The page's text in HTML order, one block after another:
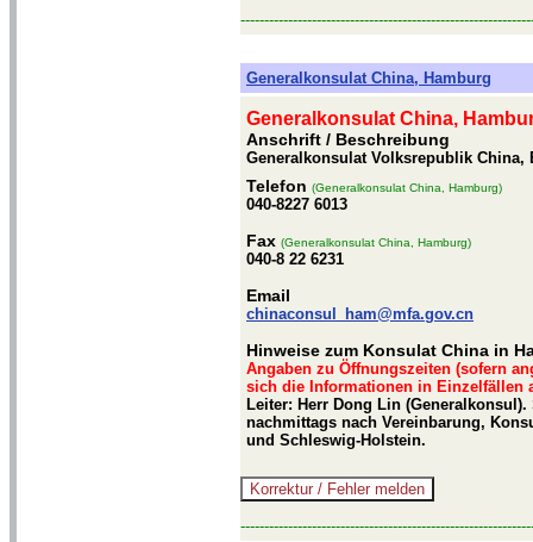
Generalkonsulat China, Hamburg
Generalkonsulat China,
Anschrift / Beschreibung
Generalkonsulat Volksrepublik China,
Telefon (Generalkonsulat China, Hamburg)
040-8227 6013
Fax (Generalkonsulat China, Hamburg)
040-8 22 6231
Email
chinaconsul_ham@mfa.gov.cn
Hinweise zum Konsulat China in
Angaben zu Öffnungszeiten (sofern
sich die Informationen in Einzelfällen
Leiter: Herr Dong Lin
nachmittags nach Vereinbarung,
und Schleswig-Holstein.